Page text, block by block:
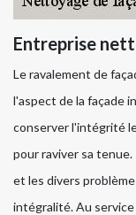
Entreprise
Le ravalement de
l'aspect de la façade
conserver l'intégrité
pour raviver sa
et les divers
intégralité. Au service